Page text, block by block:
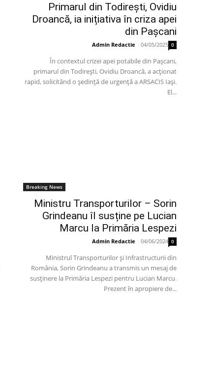
Primarul din Todirești, Ovidiu
Droancă, ia inițiativa în criza apei
din Pașcani
Admin Redactie - 04/05/2025 0
În contextul crizei apei potabile din Pașcani,
primarul din Todirești, Ovidiu Droancă, a acționat
rapid, solicitând o ședință de urgență a ARSACIS Iași.
El...
Breaking News
Ministru Transporturilor – Sorin
Grindeanu îl susține pe Lucian
Marcu la Primăria Lespezi
Admin Redactie - 04/06/2024 0
Ministrul Transporturilor și Infrastructurii din
România, Sorin Grindeanu a transmis un mesaj de
susținere la Primăria Lespezi pentru Lucian Marcu.
Prezent în apropiere de...